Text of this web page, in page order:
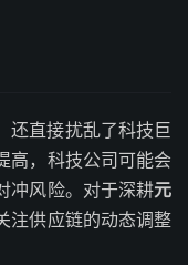
还直接扰乱了科技巨
高，科技公司可能会
冲风险。对于深耕元
注供应链的动态调整